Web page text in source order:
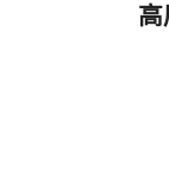
高